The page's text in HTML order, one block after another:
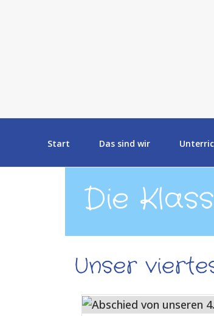
Start Das sind wir
Die
Unser